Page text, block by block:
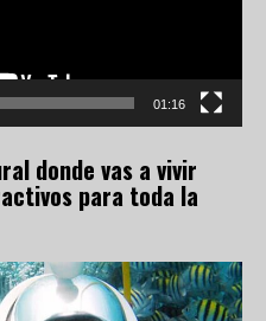
01:16
donde vas a vivir
para toda la